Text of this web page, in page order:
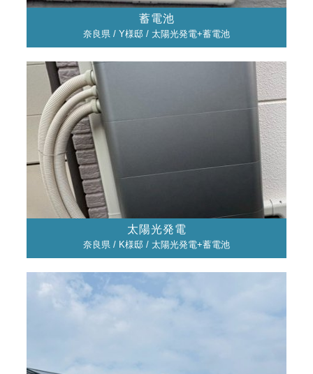
蓄電池
奈良県 / Y様邸 / 太陽光発電+蓄電池
太陽光発電
奈良県 / K様邸 / 太陽光発電+蓄電池